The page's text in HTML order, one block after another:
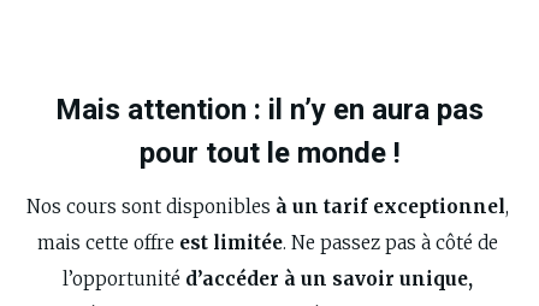
Mais attention : il n’y en aura pas
pour tout le monde !
Nos cours sont disponibles à un tarif exceptionnel,
mais cette offre est limitée. Ne passez pas à côté de
l’opportunité d’accéder à un savoir unique,